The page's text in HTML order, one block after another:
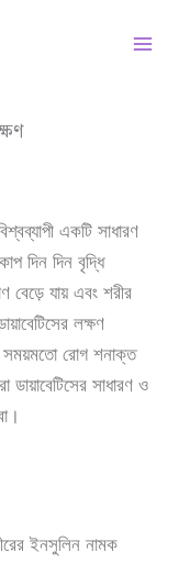
একটি সাধারণ
দিন দিন বৃদ্ধি
বেড়ে যায় এবং শরীর
লক্ষণ
সময়মতো রোগ শনাক্ত
সাধারণ ও
ইনসুলিন নামক